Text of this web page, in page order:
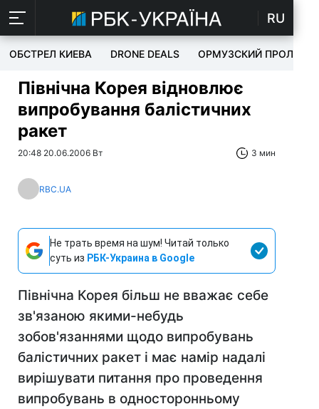
RU
ОБСТРЕЛ КИЕВА DRONE DEALS ОРМУЗСКИЙ ПРОЛИВ
Північна Корея відновлює
випробування балістичних
ракет
20:48 20.06.2006 Вт 3 мин
RBC.UA
Не трать время на шум! Читай только
суть из РБК-Украина в Google
Північна Корея більш не вважає себе
зв'язаною якими-небудь
зобов'язаннями щодо випробувань
балістичних ракет і має намір надалі
вирішувати питання про проведення
випробувань в односторонньому